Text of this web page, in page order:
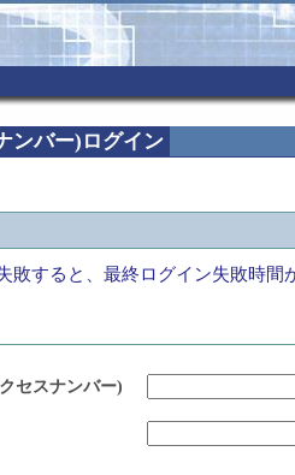
ンバー)ログイン
敗すると、最終ログイン失敗時間
セスナンバー)